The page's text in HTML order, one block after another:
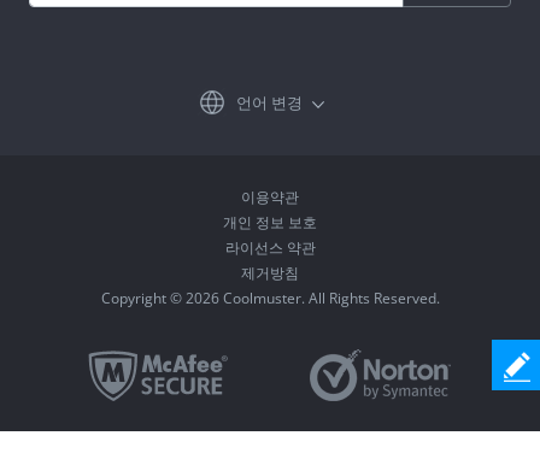
언어 변경
이용약관
개인 정보 보호
라이선스 약관
제거방침
Copyright © 2026 Coolmuster. All Rights Reserved.